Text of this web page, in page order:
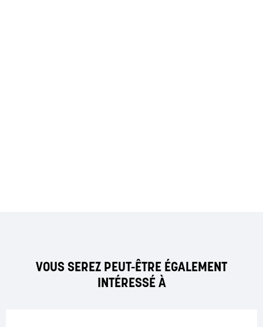
VOUS SEREZ PEUT-ÊTRE ÉGALEMENT
INTÉRESSÉ À